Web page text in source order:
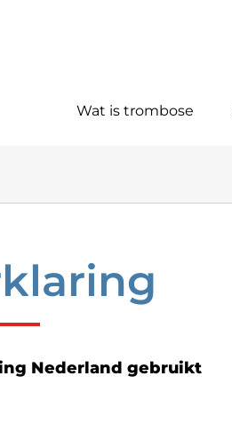
Wat is trombose
Nederland gebruikt